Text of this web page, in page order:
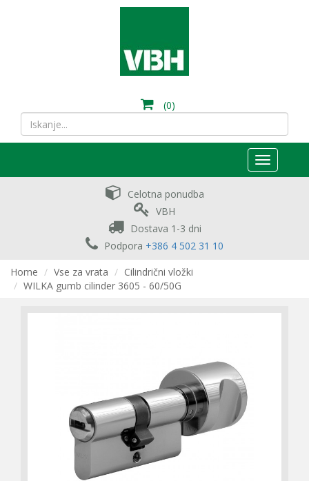
(0)
Toggle
navigation
Celotna ponudba
VBH
Dostava 1-3 dni
Podpora +386 4 502 31 10
Home
Vse za vrata
Cilindrični vložki
WILKA gumb cilinder 3605 - 60/50G